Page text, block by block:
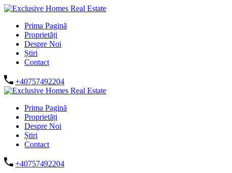
Prima Pagină
Proprietăți
Despre Noi
Știri
Contact
+40757492204
Prima Pagină
Proprietăți
Despre Noi
Știri
Contact
+40757492204